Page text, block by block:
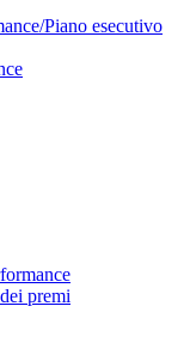
Piano esecutivo
premi